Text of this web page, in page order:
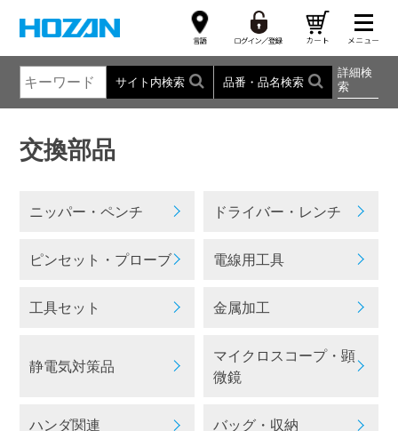
サイト内検索 品番・品名検索
詳細検
索
交換部品
ニッパー・ペンチ ドライバー・レンチ
ピンセット・プローブ 電線用工具
工具セット 金属加工
静電気対策品
マイクロスコープ・顕
微鏡
ハンダ関連 バッグ・収納